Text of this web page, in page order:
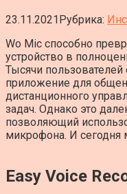
23.11.2021Рубрика:
Wo Mic способно
устройство в
Тысячи
приложение для
дистанционного
задач. Однако это
позволяющий
микрофона. И сегодня
Easy Voice